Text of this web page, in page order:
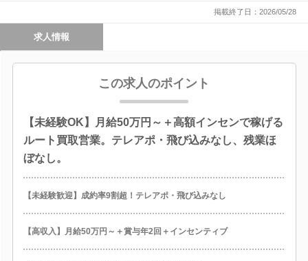
掲載終了日：2026/05/28
求人情報
この求人のポイント
【未経験OK】月給50万円～＋高額インセンで稼げる
ルート買取営業。テレアポ・飛び込みなし、残業ほ
ぼなし。
【未経験歓迎】成約率9割超！テレアポ・飛び込みなし
【高収入】月給50万円～＋賞与年2回＋インセンティブ